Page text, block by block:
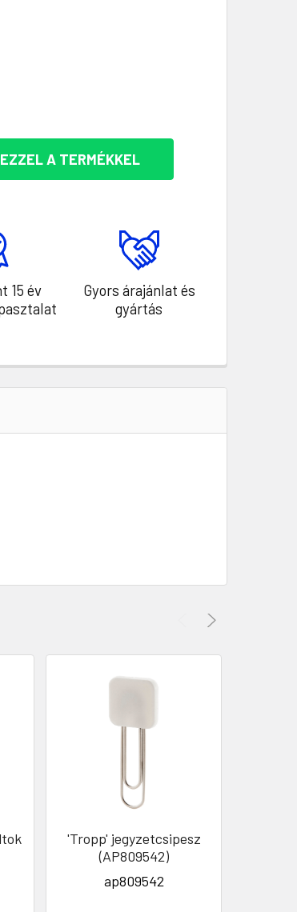
A TERMÉKKEL
15 év
Gyors árajánlat és
gyártás
'Tropp' jegyzetcsipesz
(AP809542)
ap809542